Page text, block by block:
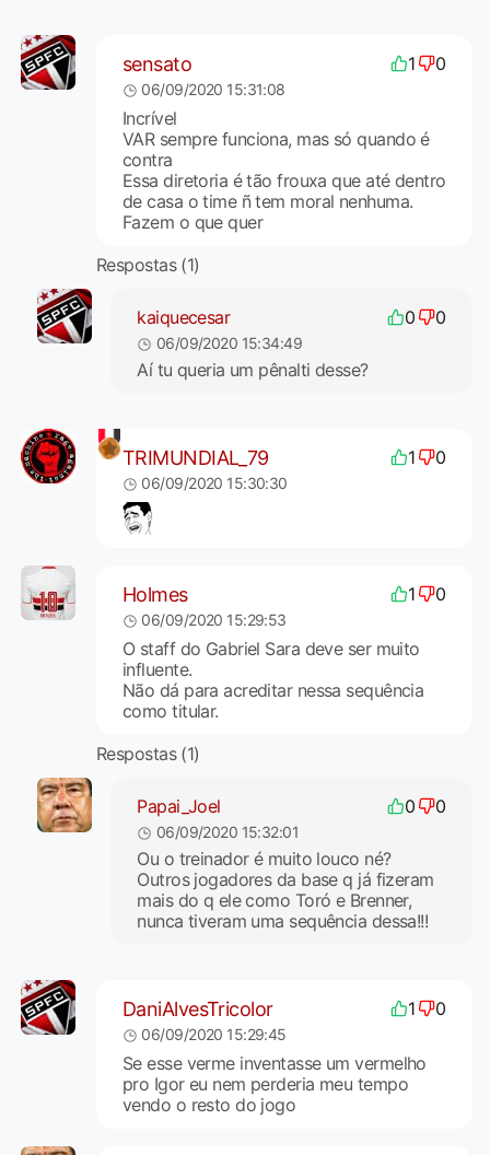
sensato 1 0
06/09/2020 15:31:08
Incrível
VAR sempre funciona, mas só quando é
contra
Essa diretoria é tão frouxa que até dentro
de casa o time ñ tem moral nenhuma.
Fazem o que quer
Respostas (1)
kaiquecesar 0 0
06/09/2020 15:34:49
Aí tu queria um pênalti desse?
TRIMUNDIAL_79 1 0
06/09/2020 15:30:30
Holmes 1 0
06/09/2020 15:29:53
O staff do Gabriel Sara deve ser muito
influente.
Não dá para acreditar nessa sequência
como titular.
Respostas (1)
Papai_Joel 0 0
06/09/2020 15:32:01
Ou o treinador é muito louco né?
Outros jogadores da base q já fizeram
mais do q ele como Toró e Brenner,
nunca tiveram uma sequência dessa!!!
DaniAlvesTricolor 1 0
06/09/2020 15:29:45
Se esse verme inventasse um vermelho
pro Igor eu nem perderia meu tempo
vendo o resto do jogo